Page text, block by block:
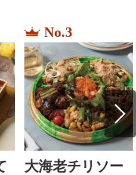
No.3
大海老チリソー